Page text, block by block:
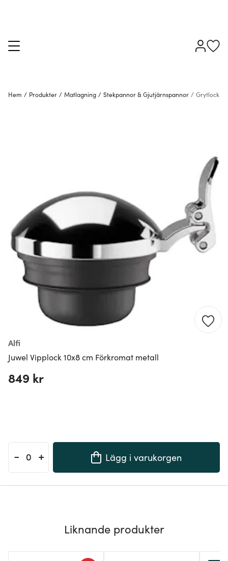
Hem / Produkter / Matlagning / Stekpannor & Gjutjärnspannor / Grytlock &
Alfi
Juwel Vipplock 10x8 cm Förkromat metall
849 kr
- + Lägg i varukorgen
Liknande produkter